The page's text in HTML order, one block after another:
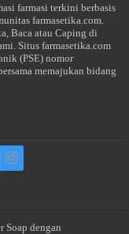
farmasi terkini berbasis
farmasetika.com.
Baca atau Caping di
Situs farmasetika.com
(PSE) nomor
memajukan bidang
dengan